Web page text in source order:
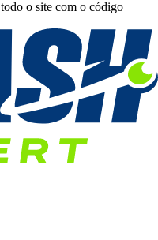
o site com o código